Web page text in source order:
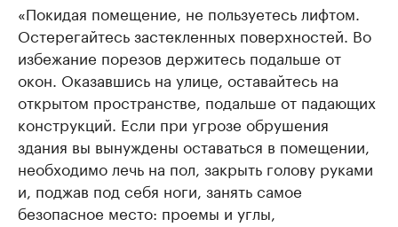
«Покидая помещение, не пользуетесь лифтом.
Остерегайтесь застекленных поверхностей. Во
избежание порезов держитесь подальше от
окон. Оказавшись на улице, оставайтесь на
открытом пространстве, подальше от падающих
конструкций. Если при угрозе обрушения
здания вы вынуждены оставаться в помещении,
необходимо лечь на пол, закрыть голову руками
и, поджав под себя ноги, занять самое
безопасное место: проемы и углы,